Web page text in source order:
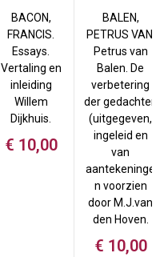
BACON,
FRANCIS.
Essays.
Vertaling en
inleiding
Willem
Dijkhuis.
€ 10,00
BALEN,
PETRUS VAN.
Petrus van
Balen. De
verbetering
der gedachten
(uitgegeven,
ingeleid en
van
aantekeninge
n voorzien
door M.J.van
den Hoven.
€ 10,00